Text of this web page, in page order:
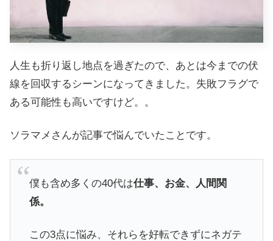
人生も折り返し地点を過ぎたので、あとは今までの伏
線を回収するシーンになってきました。失敗フラグで
ある可能性も高いですけど。。
ソラマメさんが記事で悩んでいたことです。
僕も含め多くの40代は仕事、お金、人間関
係。
この3点に悩み、それらを好転できずにネガテ